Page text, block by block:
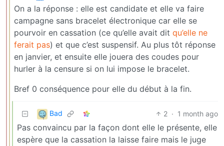
On a la réponse : elle est candidate et elle va faire
campagne sans bracelet électronique car elle se
pourvoir en cassation (ce qu’elle avait dit qu’elle ne
ferait pas) et que c’est suspensif. Au plus tôt réponse
en janvier, et ensuite elle jouera des coudes pour
hurler à la censure si on lui impose le bracelet.
Bref 0 conséquence pour elle du début à la fin.
Bad 2 · 1 month ago
Pas convaincu par la façon dont elle le présente, elle
espère que la cassation la laisse faire mais le juge